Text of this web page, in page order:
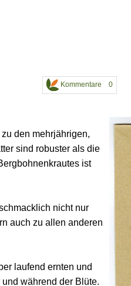
Kommentare 0
den mehrjährigen,
sind robuster als die
ist
nicht nur
auch zu allen anderen
laufend ernten und
während der Blüte.